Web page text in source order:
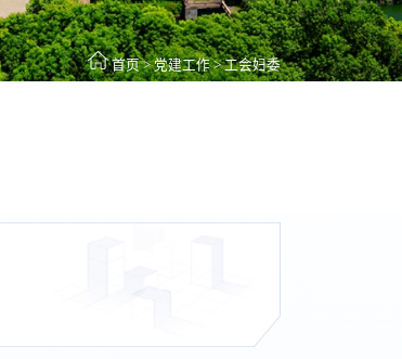
首页 > 党建工作 > 工会妇委